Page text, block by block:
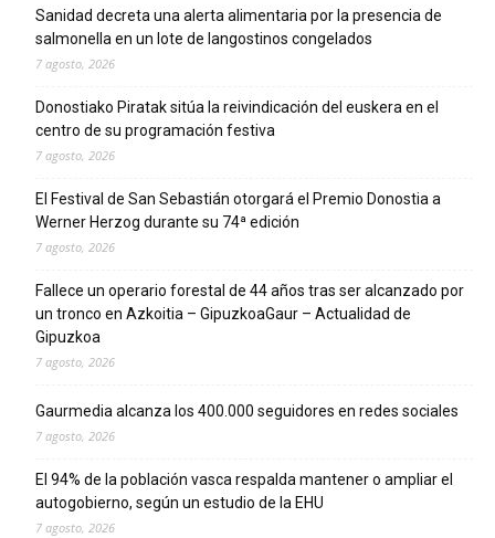
Sanidad decreta una alerta alimentaria por la presencia de
salmonella en un lote de langostinos congelados
7 agosto, 2026
Donostiako Piratak sitúa la reivindicación del euskera en el
centro de su programación festiva
7 agosto, 2026
El Festival de San Sebastián otorgará el Premio Donostia a
Werner Herzog durante su 74ª edición
7 agosto, 2026
Fallece un operario forestal de 44 años tras ser alcanzado por
un tronco en Azkoitia – GipuzkoaGaur – Actualidad de
Gipuzkoa
7 agosto, 2026
Gaurmedia alcanza los 400.000 seguidores en redes sociales
7 agosto, 2026
El 94% de la población vasca respalda mantener o ampliar el
autogobierno, según un estudio de la EHU
7 agosto, 2026